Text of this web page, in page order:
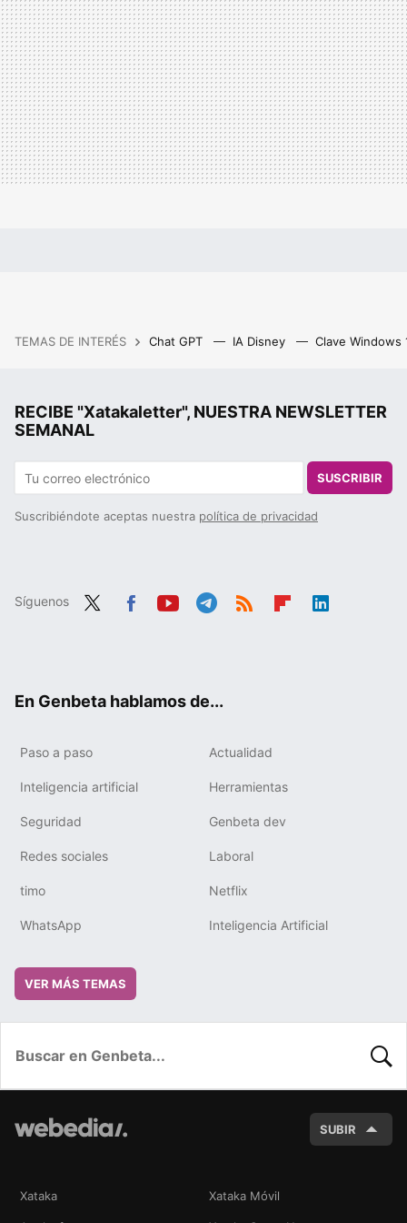
TEMAS DE INTERÉS Chat GPT IA Disney Clave Windows
RECIBE "Xatakaletter", NUESTRA NEWSLETTER
SEMANAL
SUSCRIBIR
Suscribiéndote aceptas nuestra política de privacidad
Síguenos
En Genbeta hablamos de...
Paso a paso Actualidad
Inteligencia artificial Herramientas
Seguridad Genbeta dev
Redes sociales Laboral
timo Netflix
WhatsApp Inteligencia Artificial
VER MÁS TEMAS
SUBIR
Xataka Xataka Móvil